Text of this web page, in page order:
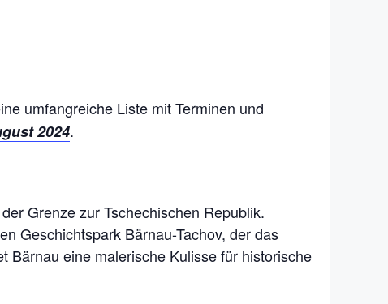
umfangreiche Liste mit Terminen und
2024.
Grenze zur Tschechischen Republik.
Geschichtspark Bärnau-Tachov, der das
Bärnau eine malerische Kulisse für historische